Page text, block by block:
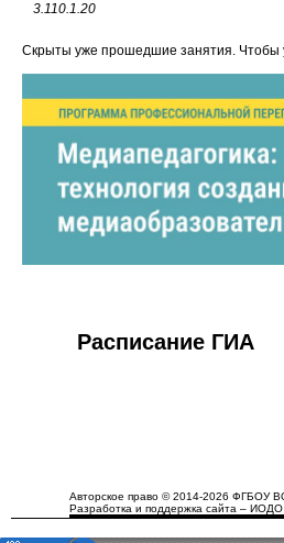
3.110.1.20
Скрыты уже прошедшие занятия. Чтобы
Расписание ГИА
Авторское право © 2014-2026 ФГБОУ
Разработка и поддержка сайта –